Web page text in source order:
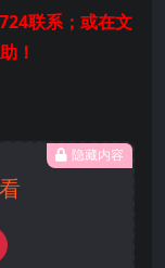
联系；或在文
！
隐藏内容